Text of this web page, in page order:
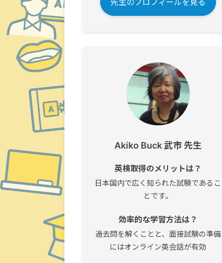
Akiko Buck 武市 先生
英検取得のメリットは？
日本国内で広く知られた試験であるこ
とです。
効率的な学習方法は？
過去問を解くことと、面接試験の準備
にはオンライン英会話が有効